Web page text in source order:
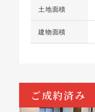
土地面積
建物面積
ご成約済み